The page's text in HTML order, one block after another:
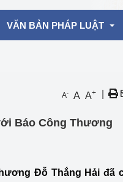
Hoạt động của Lãnh
Nam 2026
trưởng
VĂN BẢN PHÁP LUẬT
A- A A+
Báo Công Thương
Đỗ Thắng Hải đã